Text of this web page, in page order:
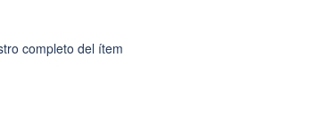
completo del ítem